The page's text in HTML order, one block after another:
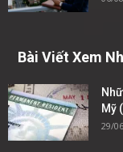
Bài Viết Xem
Mỹ
29/